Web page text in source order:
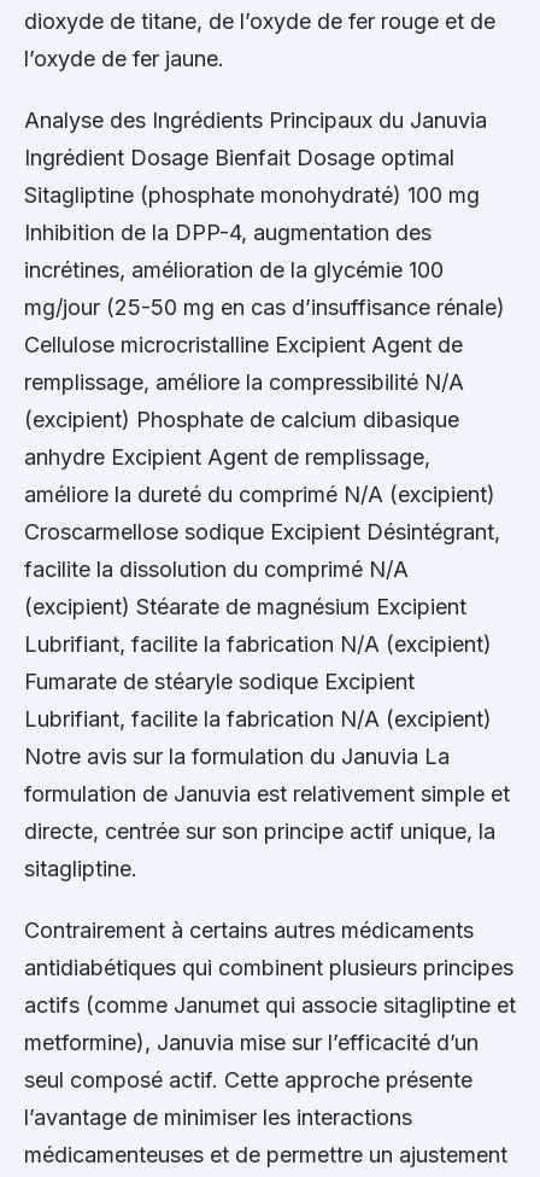
dioxyde de titane, de l’oxyde de fer rouge et de
l’oxyde de fer jaune.
Analyse des Ingrédients Principaux du Januvia
Ingrédient Dosage Bienfait Dosage optimal
Sitagliptine (phosphate monohydraté) 100 mg
Inhibition de la DPP-4, augmentation des
incrétines, amélioration de la glycémie 100
mg/jour (25-50 mg en cas d’insuffisance rénale)
Cellulose microcristalline Excipient Agent de
remplissage, améliore la compressibilité N/A
(excipient) Phosphate de calcium dibasique
anhydre Excipient Agent de remplissage,
améliore la dureté du comprimé N/A (excipient)
Croscarmellose sodique Excipient Désintégrant,
facilite la dissolution du comprimé N/A
(excipient) Stéarate de magnésium Excipient
Lubrifiant, facilite la fabrication N/A (excipient)
Fumarate de stéaryle sodique Excipient
Lubrifiant, facilite la fabrication N/A (excipient)
Notre avis sur la formulation du Januvia La
formulation de Januvia est relativement simple et
directe, centrée sur son principe actif unique, la
sitagliptine.
Contrairement à certains autres médicaments
antidiabétiques qui combinent plusieurs principes
actifs (comme Janumet qui associe sitagliptine et
metformine), Januvia mise sur l’efficacité d’un
seul composé actif. Cette approche présente
l’avantage de minimiser les interactions
médicamenteuses et de permettre un ajustement